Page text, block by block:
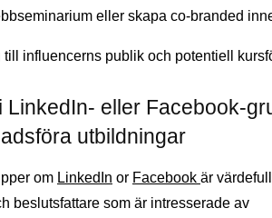
eller skapa co-branded
till influencerns publik och potentiell
LinkedIn- eller Facebook-
utbildningar
om LinkedIn or Facebook är
beslutsfattare som är intresserade av